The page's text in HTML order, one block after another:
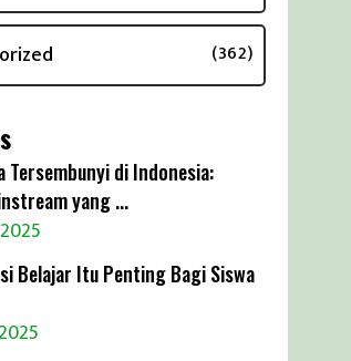
(362)
Tersembunyi di Indonesia:
yang ...
Belajar Itu Penting Bagi Siswa